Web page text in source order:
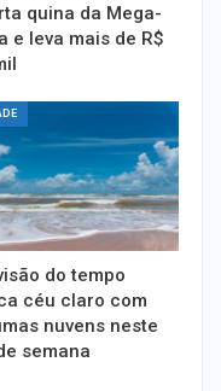
quina da Mega-
e leva mais de R$
do tempo
céu claro com
nuvens neste
semana